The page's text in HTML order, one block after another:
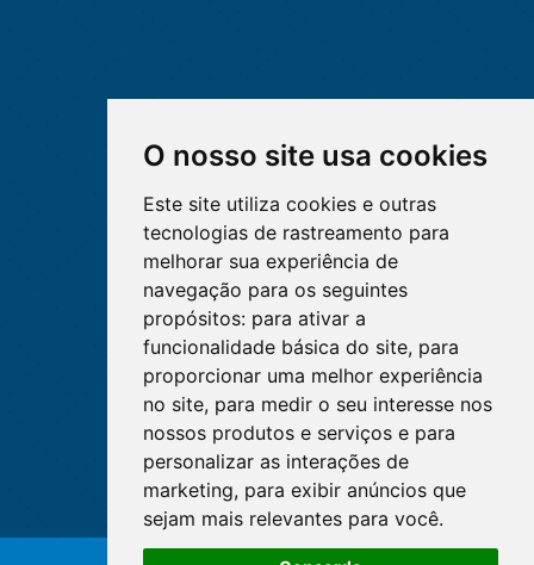
O nosso site usa cookies
Este site utiliza cookies e outras
tecnologias de rastreamento para
melhorar sua experiência de
navegação para os seguintes
propósitos: para ativar a
funcionalidade básica do site, para
proporcionar uma melhor experiência
no site, para medir o seu interesse nos
nossos produtos e serviços e para
personalizar as interações de
marketing, para exibir anúncios que
sejam mais relevantes para você.